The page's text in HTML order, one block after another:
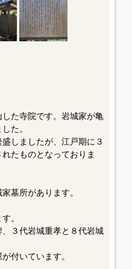
た寺院です。岩城家が亀
た。
しましたが、江戸期に３
たものとなっておりま
墓所があります。
。
３代岩城重孝と８代岩城
付いています。